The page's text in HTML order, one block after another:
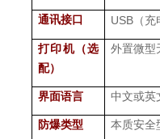
通讯接口 USB （
打印机（选
配）
外置微型
界面语言 中文或英
防爆类型 本质安全